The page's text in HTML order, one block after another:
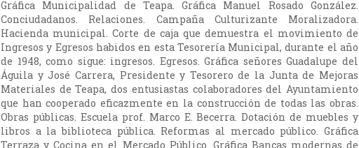
Gráfica Municipalidad de Teapa. Gráfica Manuel Rosado González.
Conciudadanos. Relaciones. Campaña Culturizante Moralizadora.
Hacienda municipal. Corte de caja que demuestra el movimiento de
Ingresos y Egresos habidos en esta Tesorería Municipal, durante el año
de 1948, como sigue: ingresos. Egresos. Gráfica señores Guadalupe del
Águila y José Carrera, Presidente y Tesorero de la Junta de Mejoras
Materiales de Teapa, dos entusiastas colaboradores del Ayuntamiento
que han cooperado eficazmente en la construcción de todas las obras.
Obras públicas. Escuela prof. Marco E. Becerra. Dotación de muebles y
libros a la biblioteca pública. Reformas al mercado público. Gráfica
Terraza y Cocina en el Mercado Público. Gráfica Bancas modernas de